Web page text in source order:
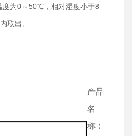
度为0～50℃，相对湿度小于8
取出。
产品
名
称：